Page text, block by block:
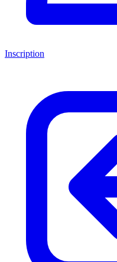
Inscription